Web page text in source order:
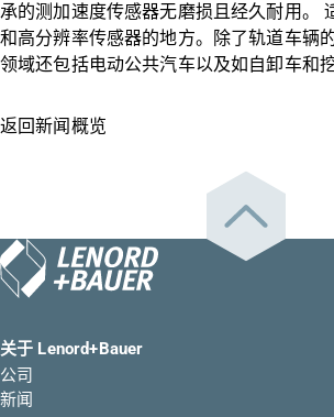
承的测加速度传感器无磨损且经久耐用。
和高分辨率传感器的地方。除了轨道车辆
领域还包括电动公共汽车以及如自卸车和
返回新闻概览
关于 Lenord+Bauer
公司
新闻